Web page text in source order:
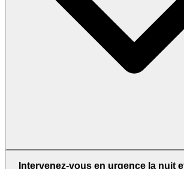
Intervenez-vous en urgence la nuit